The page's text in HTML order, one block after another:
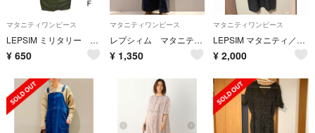
マタニティワンピース
LEPSIM ミリタリー ジャンパースカート F マタニティ
¥ 650
マタニティワンピース
レプシィム マタニティワンピース
¥ 1,350
マタニティワンピース
LEPSIM マタニティ／2WAYデザインワンピース
¥ 2,000